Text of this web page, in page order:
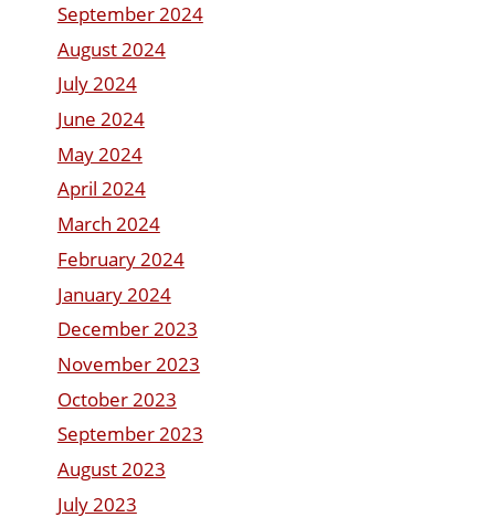
September 2024
August 2024
July 2024
June 2024
May 2024
April 2024
March 2024
February 2024
January 2024
December 2023
November 2023
October 2023
September 2023
August 2023
July 2023